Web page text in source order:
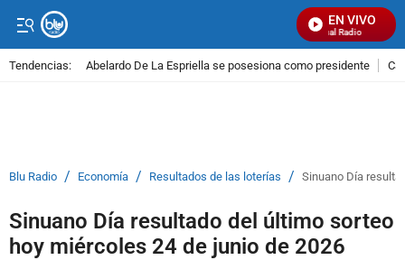
EN VIVO
Señal Visual Radio
Tendencias: Abelardo De La Espriella se posesiona como presidente
Blu Radio / Economía / Resultados de las loterías / Sinuano Día
Sinuano Día resultado del último sorteo
hoy miércoles 24 de junio de 2026